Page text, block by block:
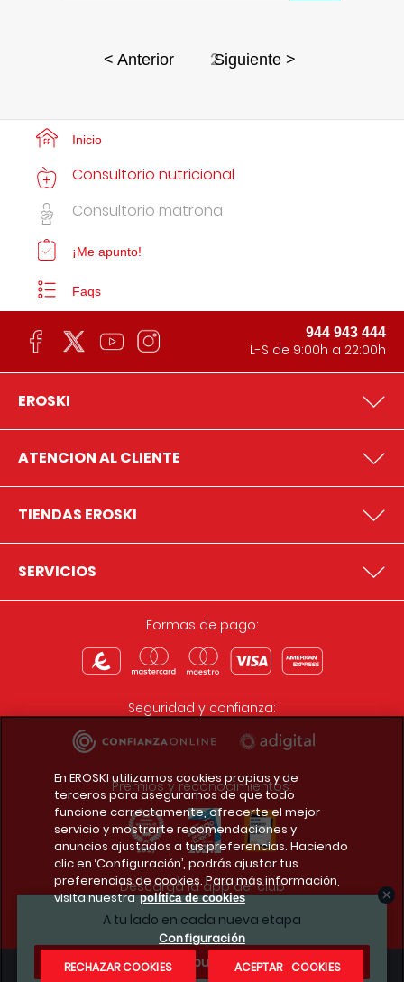
< Anterior 2Siguiente >
A tu lado en cada nueva etapa
¿Te apuntas?
Inicio
Consultorio nutricional
Consultorio matrona
¡Me apunto!
Faqs
944 943 444
L-S de 9:00h a 22:00h
EROSKI
ATENCION AL CLIENTE
TIENDAS EROSKI
SERVICIOS
Formas de pago:
Seguridad y confianza:
Premios y reconocimientos:
Descarga la app del club
En EROSKI utilizamos cookies propias y de
terceros para asegurarnos de que todo
funcione correctamente, ofrecerte el mejor
servicio y mostrarte recomendaciones y
anuncios ajustados a tus preferencias. Haciendo
clic en ‘Configuración’, podrás ajustar tus
preferencias de cookies. Para más información,
visita nuestra política de cookies
Configuración
RECHAZAR COOKIES
ACEPTAR COOKIES